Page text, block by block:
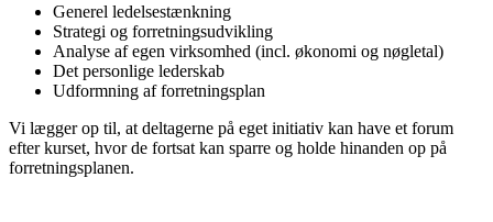
Generel ledelsestænkning
Strategi og forretningsudvikling
Analyse af egen virksomhed (incl. økonomi og nøgletal)
Det personlige lederskab
Udformning af forretningsplan
Vi lægger op til, at deltagerne på eget initiativ kan have et forum
efter kurset, hvor de fortsat kan sparre og holde hinanden op på
forretningsplanen.